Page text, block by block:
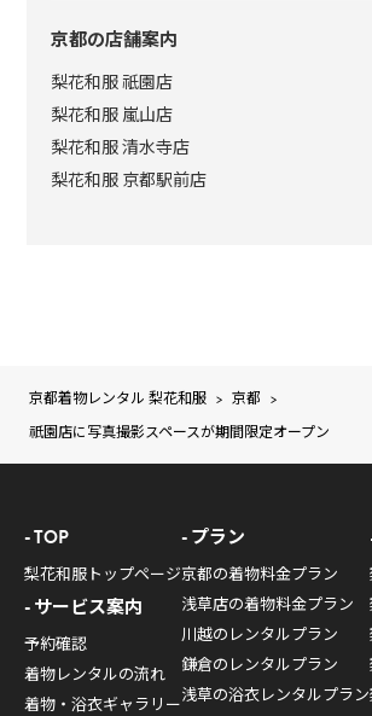
京都の店舗案内
梨花和服 祇園店
梨花和服 嵐山店
梨花和服 清水寺店
梨花和服 京都駅前店
京都着物レンタル 梨花和服 > 京都 >
祇園店に写真撮影スペースが期間限定オープン
TOP
梨花和服トップページ
サービス案内
予約確認
着物レンタルの流れ
着物・浴衣ギャラリー
プラン
京都の着物料金プラン
浅草店の着物料金プラン
川越のレンタルプラン
鎌倉のレンタルプラン
浅草の浴衣レンタルプラン